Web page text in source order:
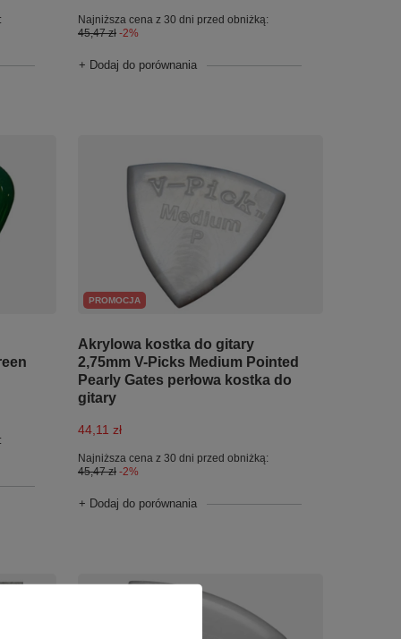
Najniższa cena z 30 dni przed obniżką:
45,47 zł -2%
+ Dodaj do porównania
PROMOCJA
Akrylowa kostka do gitary
2,75mm V-Picks Medium Pointed
Pearly Gates perłowa kostka do
gitary
44,11 zł
Najniższa cena z 30 dni przed obniżką:
45,47 zł -2%
+ Dodaj do porównania